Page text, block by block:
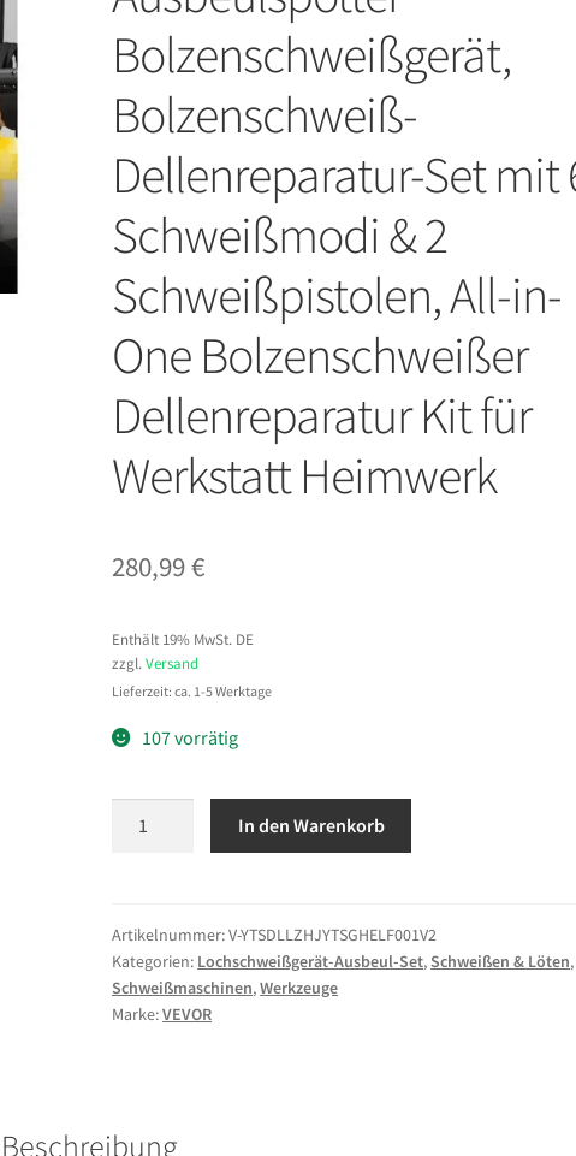
Bolzenschweißgerät,
Bolzenschweiß-
Dellenreparatur-Set mit
Schweißmodi & 2
Schweißpistolen, All-in-
One Bolzenschweißer
Dellenreparatur Kit für
Werkstatt Heimwerk
280,99€
Enthält 19% MwSt. DE
zzgl.Versand
Lieferzeit: ca. 1-5 Werktage
107 vorrätig
Bolzenschweißgerät,
Bolzenschweiß-
Dellenreparatur-
Set
&
In den Warenkorb
Artikelnummer:V-YTSDLLZHJYTSGHELF001V2
Kategorien: Lochschweißgerät-Ausbeul-Set,Schweißen & Löten,
Schweißmaschinen,Werkzeuge
Marke:VEVOR
Beschreibung